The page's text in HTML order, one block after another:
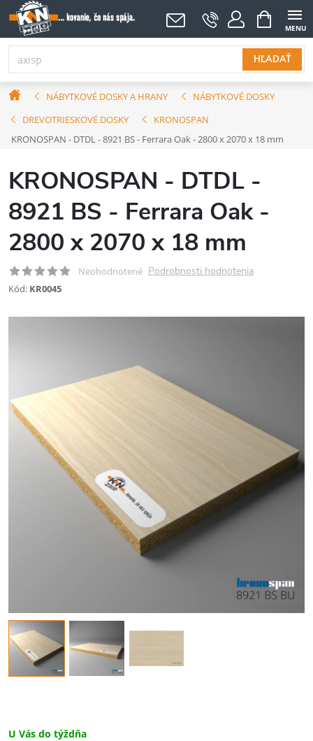
Prejsť
na
obsah
HĽADAŤ
NÁKUPNÝ
KOŠÍK
DomovNÁBYTKOVÉ DOSKY A HRANY
NÁBYTKOVÉ DOSKY
DREVOTRIESKOVÉ DOSKY
KRONOSPAN
KRONOSPAN - DTDL - 8921 BS - Ferrara Oak - 2800 x 2070 x 18 mm
KRONOSPAN - DTDL -
8921 BS - Ferrara Oak -
2800 x 2070 x 18 mm
Neohodnotené Podrobnosti hodnotenia
Kód: KR0045
U Vás do týždňa